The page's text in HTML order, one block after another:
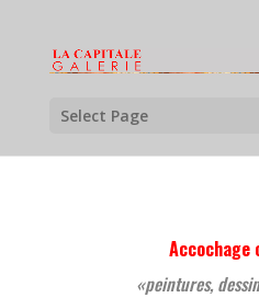
Select Page
«peintures,